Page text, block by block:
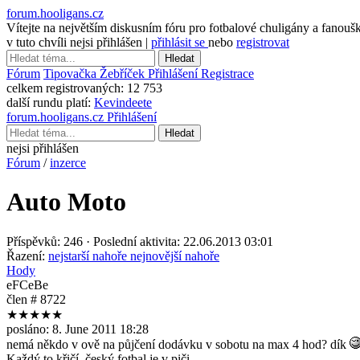
forum.hooligans.cz
Vítejte na největším diskusním fóru pro fotbalové chuligány a
v tuto chvíli nejsi přihlášen | přihlásit se nebo registrovat
Hledat
Fórum Tipovačka Žebříček PřihlášeníRegistrace
celkem registrovaných: 12 753
další rundu platí: Kevindeete
forum.hooligans.cz Přihlášení
Hledat
nejsi přihlášen
Fórum /inzerce
Auto Moto
Příspěvků: 246 · Poslední aktivita: 22.06.2013 03:01
Řazení: nejstarší nahoře nejnovější nahoře
Hody
eFCeBe
člen # 8722
★★★★★
posláno: 8. June 2011 18:28
nemá někdo v ově na půjčení dodávku v sobotu na max 4 hod? dík